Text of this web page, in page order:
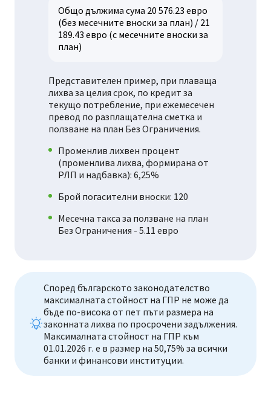
Общо дължима сума 20 576.23 евро
(без месечните вноски за план) / 21
189.43 евро (с месечните вноски за
план)
Представителен пример, при плаваща
лихва за целия срок, по кредит за
текущо потребление, при ежемесечен
превод по разплащателна сметка и
ползване на план Без Ограничения.
Променлив лихвен процент
(променлива лихва, формирана от
РЛП и надбавка): 6,25%
Брой погасителни вноски: 120
Месечна такса за ползване на план
Без Ограничения - 5.11 евро
Според българското законодателство
максималната стойност на ГПР не може да
бъде по-висока от пет пъти размера на
законната лихва по просрочени задължения.
Максималната стойност на ГПР към
01.01.2026 г. е в размер на 50,75% за всички
банки и финансови институции.